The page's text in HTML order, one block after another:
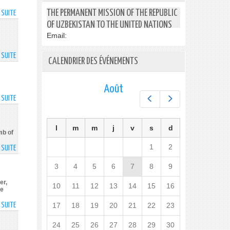
УЧАСТИЕ
ВЫСТУПИЛ
НА
МЕЖДУНАРОДНОМ
ФОРУМЕ
«УЗБЕКИСТАН
СОТРУДНИЧЕСТВО
НА
ПУТИ
ДОСТИЖЕНИЯ
ЦЕЛЕЙ
УСТОЙЧИВОГО
РАЗВИТИЯ»
SUITE
UZBEKISTAN
–
UN:
NEW
DEVELOPMENT
SUITEDE
PRESIDENT
COMPATRIOTS
SUITE
PRESIDENT
OF
UZBEKISTAN
VISITS
ISLAM
KARIMOV
MOSCOW
of
SUITEDE
SHAVKAT
MIRZIYOYEV
WREATH
AT
THE
SUITE
SHAVKAT
MIRZIYOYEV
THE PERMANENT MISSION OF THE REPUBLIC
OF UZBEKISTAN TO THE UNITED NATIONS
Email:
CALENDRIER DES ÉVÉNEMENTS
Préc. Suiv.
Août
l m m j v s d
1 2
3 4 5 6 7 8 9
10 11 12 13 14 15 16
17 18 19 20 21 22 23
24 25 26 27 28 29 30